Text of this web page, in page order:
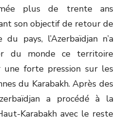
plus de trente ans
son objectif de retour de
pays, l’Azerbaïdjan n’a
du monde ce territoire
une forte pression sur les
du Karabakh. Après des
a procédé à la
Karabakh avec le reste